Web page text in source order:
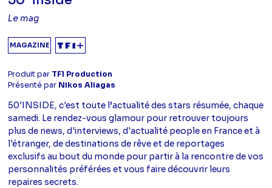
Le mag
MAGAZINE
Produit par TF1 Production
Présenté par Nikos Aliagas
50'INSIDE, c'est toute l’actualité des stars résumée, chaque
samedi. Le rendez-vous glamour pour retrouver toujours
plus de news, d'interviews, d'actualité people en France et à
l'étranger, de destinations de rêve et de reportages
exclusifs au bout du monde pour partir à la rencontre de vos
personnalités préférées et vous faire découvrir leurs
repaires secrets.